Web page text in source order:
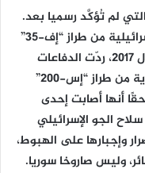
لم تُؤكَّد رسميا بعد.
على سبيل المثال، حين شنت طائرات إسرائيلية من طراز “إف-35”
غارات على سوريا في أكتوبر/تشرين الأول 2017، ردّت الدفاعات
الجوية السورية -والتي يُعتقد أنها بطارية من طراز “إس-200”
أنها أصابت إحدى
الجو الإسرائيلي
وإجبارها على الهبوط،
وليس صاروخا سوريا.